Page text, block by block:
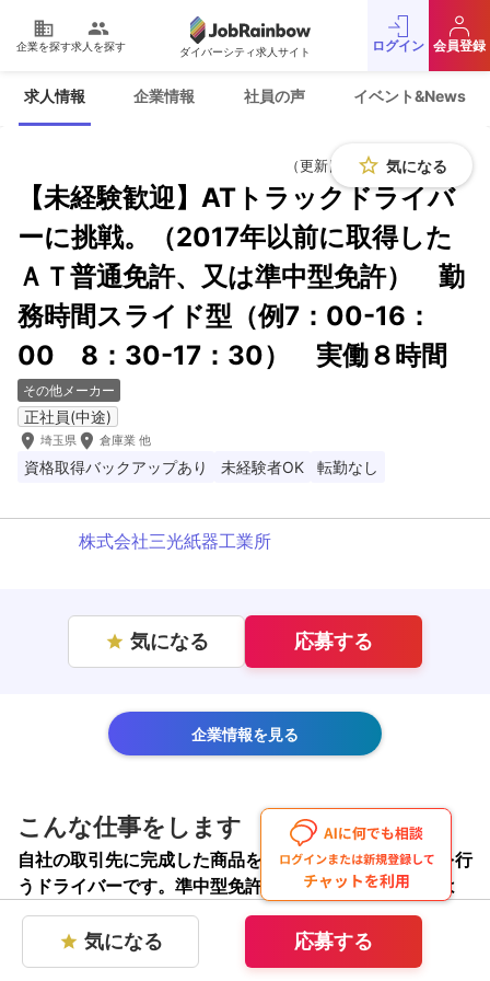
domain
企業を探す
people
求人を探す ダイバーシティ求人サイト ログイン 会員登録
star 気になる 応募する
求人情報 企業情報 社員の声 イベント&News
star_border 気になる
（更新日：2026年5月13日）
【未経験歓迎】ATトラックドライバ
ーに挑戦。（2017年以前に取得した
ＡＴ普通免許、又は準中型免許） 勤
務時間スライド型（例7：00-16：
00 8：30-17：30） 実働８時間
その他メーカー
正社員(中途)
room 埼玉県 room 倉庫業 他
資格取得バックアップあり 未経験者OK 転勤なし
株式会社三光紙器工業所
star 気になる 応募する
企業情報を見る
こんな仕事をします
自社の取引先に完成した商品を納品したり、資材調達を行
うドライバーです。準中型免許をお持ちの方、もしくは
2017年以前に普通免許を取得した方限定の募集です。
私たち三光紙器工業所は、高級な「貼り箱🎁」を中心に、
包装資材の企画から製造、物流までを一貫して手がけてい
プライバシーポリシー
採用をお考えの企業様
© 2016 JobRainbow Co.,Ltd.